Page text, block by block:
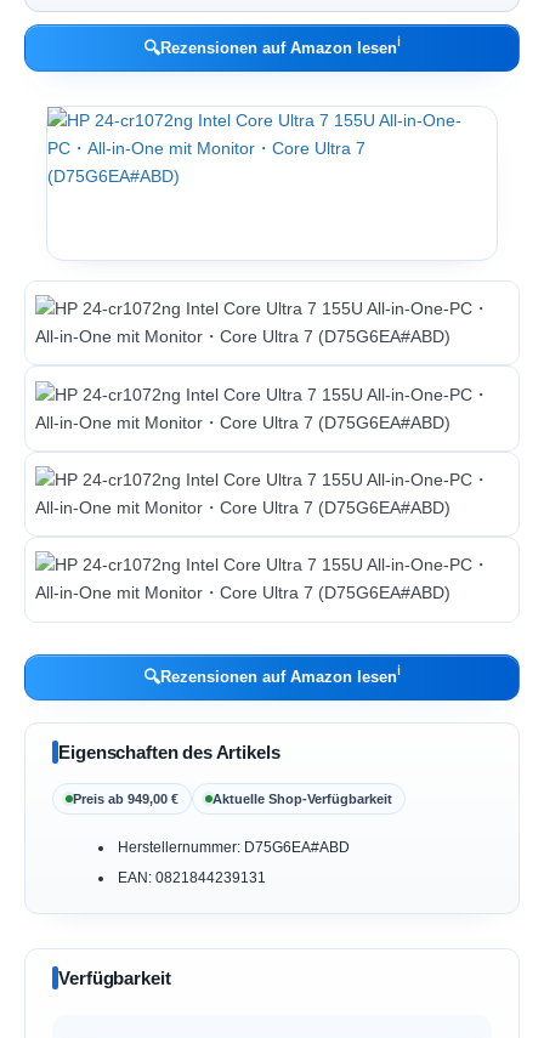
🔍Rezensionen auf Amazon lesenℹ︎
🔍Rezensionen auf Amazon lesenℹ︎
Eigenschaften des Artikels
Preis ab 949,00 € Aktuelle Shop-Verfügbarkeit
Herstellernummer: D75G6EA#ABD
EAN: 0821844239131
Verfügbarkeit